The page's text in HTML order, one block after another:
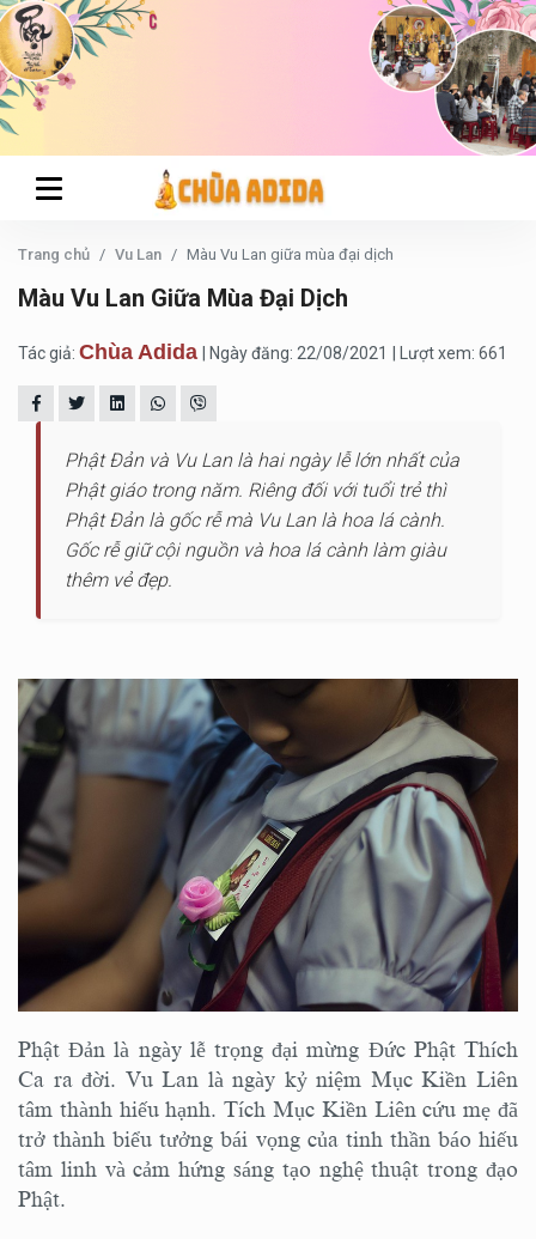
Trang chủ Vu Lan Màu Vu Lan giữa mùa đại dịch
Màu Vu Lan Giữa Mùa Đại Dịch
Tác giả: Chùa Adida | Ngày đăng: 22/08/2021 | Lượt xem: 661
Phật Đản và Vu Lan là hai ngày lễ lớn nhất của
Phật giáo trong năm. Riêng đối với tuổi trẻ thì
Phật Đản là gốc rễ mà Vu Lan là hoa lá cành.
Gốc rễ giữ cội nguồn và hoa lá cành làm giàu
thêm vẻ đẹp.
Phật Đản là ngày lễ trọng đại mừng Đức Phật Thích
Ca ra đời. Vu Lan là ngày kỷ niệm Mục Kiền Liên
tâm thành hiếu hạnh. Tích Mục Kiền Liên cứu mẹ đã
trở thành biểu tưởng bái vọng của tinh thần báo hiếu
tâm linh và cảm hứng sáng tạo nghệ thuật trong đạo
Phật.